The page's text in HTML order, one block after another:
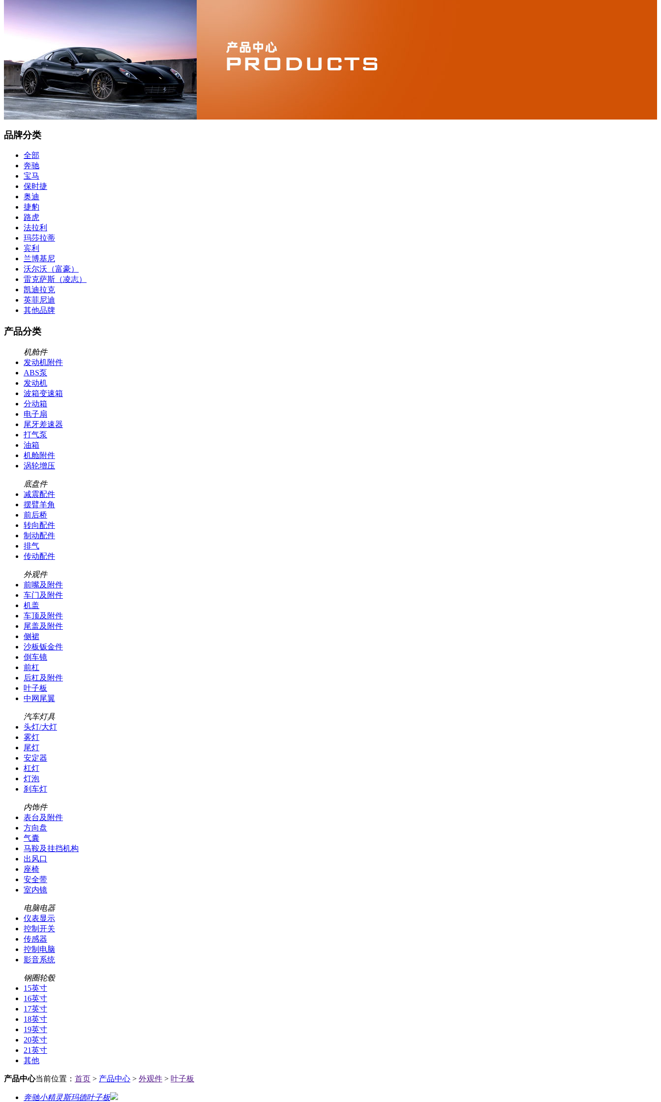
品牌分类
全部
奔驰
宝马
保时捷
奥迪
捷豹
路虎
法拉利
玛莎拉蒂
宾利
兰博基尼
沃尔沃（富豪）
雷克萨斯（凌志）
凯迪拉克
英菲尼迪
其他品牌
产品分类
机舱件
发动机附件
ABS泵
发动机
波箱变速箱
分动箱
电子扇
尾牙差速器
打气泵
油箱
机舱附件
涡轮增压
底盘件
减震配件
摆臂羊角
前后桥
转向配件
制动配件
排气
传动配件
外观件
前嘴及附件
车门及附件
机盖
车顶及附件
尾盖及附件
侧裙
沙板钣金件
倒车镜
前杠
后杠及附件
叶子板
中网尾翼
汽车灯具
头灯/大灯
雾灯
尾灯
安定器
杠灯
灯泡
刹车灯
内饰件
表台及附件
方向盘
气囊
马鞍及挂挡机构
出风口
座椅
安全带
室内镜
电脑电器
仪表显示
控制开关
传感器
控制电脑
影音系统
钢圈轮毂
15英寸
16英寸
17英寸
18英寸
19英寸
20英寸
21英寸
其他
产品中心当前位置： 首页 > 产品中心 > 外观件 > 叶子板
奔驰小精灵斯玛德叶子板